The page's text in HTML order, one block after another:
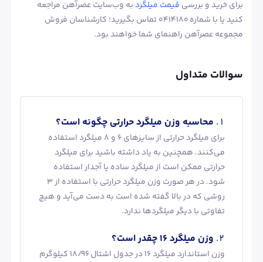
برای خرید و بررسی قیمت میلگردبه وب‌سایت عصرآهن مراجعه
کنید یا با شماره 0414180 تماس بگیرید؛ کارشناسان فروش
مجموعه عصرآهن راهنمای شما خواهند بود.
سوالات متداول
محاسبه وزن میلگرد حرارتی چگونه است؟
برای میلگرد حرارتی از سایزهای 6 و 8 میلگرد استفاده
می‌کنند. همچنین به یاد داشته باشید برای میلگرد
حرارتی ممکن است از میلگرد ساده یا آجدار استفاده
شود. در هر صورت وزن میلگرد حرارتی با استفاده از 3
روشی که در بالا گفته شده است به دست می‌آید و هیچ
تفاوتی با دیگر میلگردها ندارد.
وزن میلگرد 16 چقدر است؟
وزن استاندارد میلگرد 16 در جدول اشتال 18/96 کیلوگرم